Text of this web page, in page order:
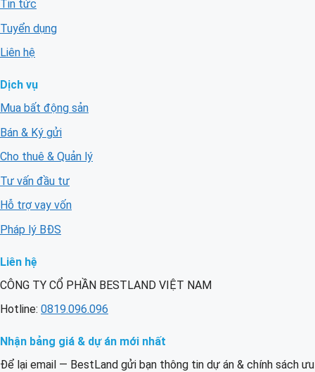
Tin tức
Tuyển dụng
Liên hệ
Dịch vụ
Mua bất động sản
Bán & Ký gửi
Cho thuê & Quản lý
Tư vấn đầu tư
Hỗ trợ vay vốn
Pháp lý BĐS
Liên hệ
CÔNG TY CỔ PHẦN BESTLAND VIỆT NAM
Hotline: 0819.096.096
Nhận bảng giá & dự án mới nhất
Để lại email — BestLand gửi bạn thông tin dự án & chính sách ưu